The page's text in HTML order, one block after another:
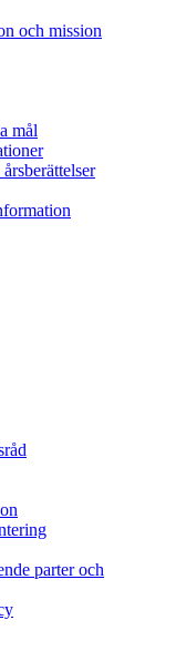
och mission
mål
parter och